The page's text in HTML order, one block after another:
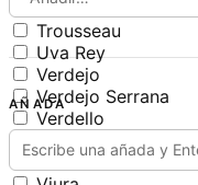
Treixadura
Trousseau
Uva Rey
Verdejo
Verdejo Serrana
Verdello
Verdello Antiguo
Verdoncho
AÑADA